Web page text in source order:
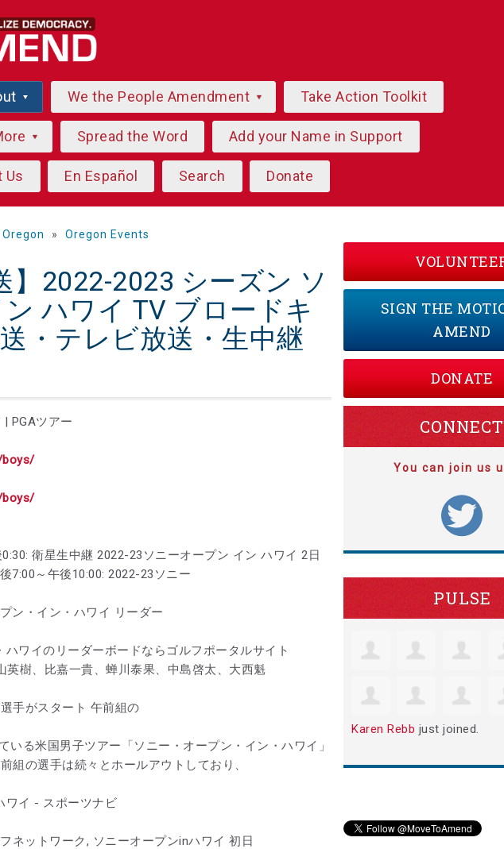
We the People Amendment Take Action Toolkit
Spread the Word Add your Name in Support
Us En Español Search Donate
Oregon » Oregon Events
】2022-2023 シーズン ソ
ハワイ TV ブロードキ
・テレビ放送・生中継
PGAツアー
boys/
boys/
衛星生中継 2022-23ソニーオープン イン ハワイ 2日
7:00～午後10:00: 2022-23ソニー
ン・イン・ハワイ リーダー
ワイのリーダーボードならゴルフポータルサイト
樹、比嘉一貴、蝉川泰果、中島啓太、大西魁
手がスタート 午前組の
いる米国男子ツアー「ソニー・オープン・イン・ハワイ」
組の選手は続々とホールアウトしており、
ワイ - スポーツナビ
ネットワーク, ソニーオープンinハワイ 初日
SIGN THE
AMEND
DONATE
CONNECT
You can join us
PULSE
Karen Rebb just joined.